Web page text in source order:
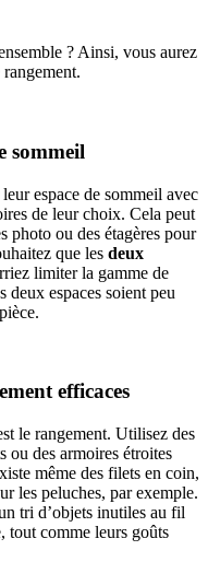
? Ainsi, vous aurez
sommeil
espace de sommeil avec
de leur choix. Cela peut
photo ou des étagères pour
que les deux
limiter la gamme de
deux espaces soient peu
efficaces
le rangement. Utilisez des
ou des armoires étroites
même des filets en coin,
les peluches, par exemple.
tri d’objets inutiles au fil
tout comme leurs goûts